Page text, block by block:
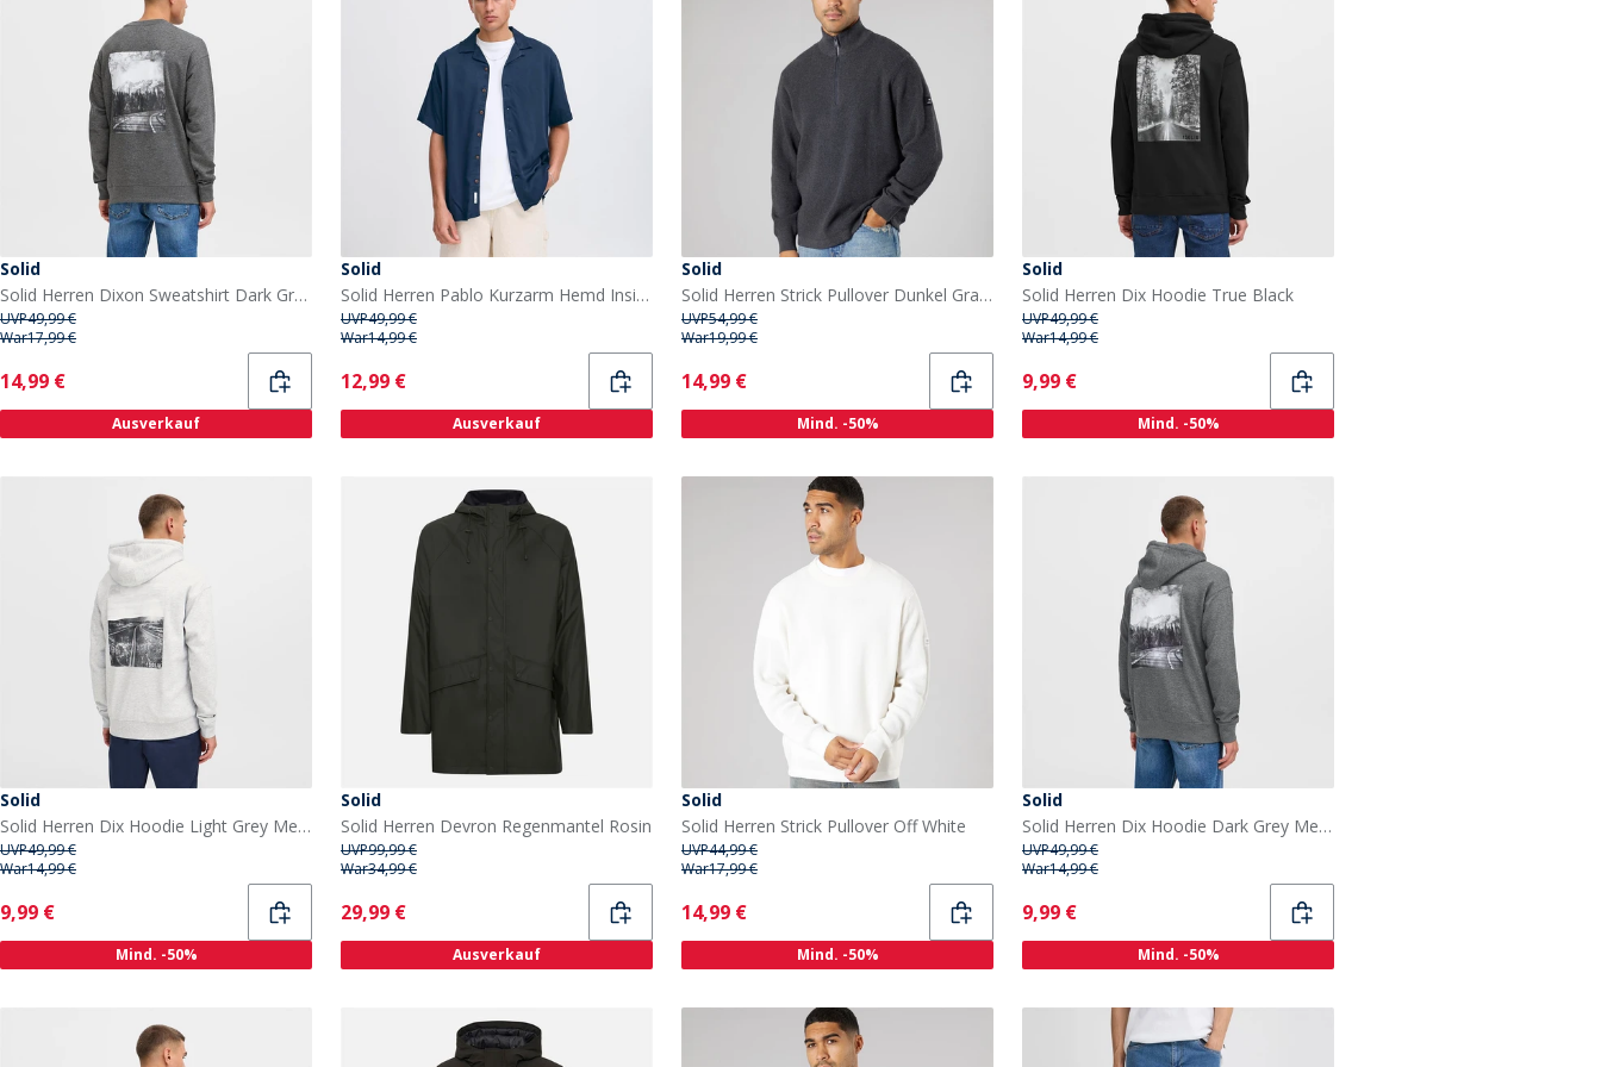
Solid
Solid Herren Dixon Sweatshirt Dark Grey Melange
UVP49,99 €
War17,99 €
Current
14,99 €
Ausverkauf
Solid
Solid Herren Pablo Kurzarm Hemd Insignia Blue
UVP49,99 €
War14,99 €
Current
12,99 €
Ausverkauf
Solid
Solid Herren Strick Pullover Dunkel Grau Marl Dar Grey M
UVP54,99 €
War19,99 €
Current
14,99 €
Mind. -50%
Solid
Solid Herren Dix Hoodie True Black
UVP49,99 €
War14,99 €
Current
9,99 €
Mind. -50%
Solid
Solid Herren Dix Hoodie Light Grey Melange
UVP49,99 €
War14,99 €
Current
9,99 €
Mind. -50%
Solid
Solid Herren Devron Regenmantel Rosin
UVP99,99 €
War34,99 €
Current
29,99 €
Ausverkauf
Solid
Solid Herren Strick Pullover Off White
UVP44,99 €
War17,99 €
Current
14,99 €
Mind. -50%
Solid
Solid Herren Dix Hoodie Dark Grey Melange
UVP49,99 €
War14,99 €
Current
9,99 €
Mind. -50%